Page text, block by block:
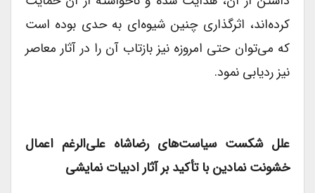
کرده‌اند، اثرگذاری چنین شیوه‌ای به حدی بوده است
که می‌توان حتی امروزه نیز بازتاب آن را در آثار معاصر
نیز ردیابی نمود.
علل شکست سیاست‌های رضاشاه علی‌الرغم اعمال
خشونت نمادین با تأکید بر آثار ادبیات نمایشی